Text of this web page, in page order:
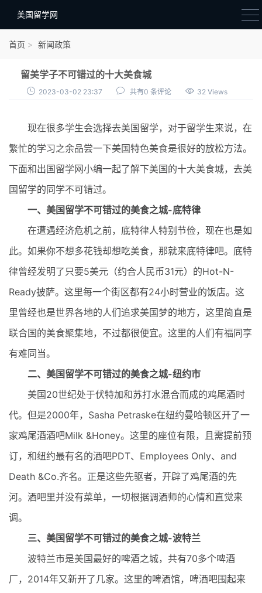
美国留学网
院校选择
材料准备
签证办理
留学生活
首页 新闻政策
留美学子不可错过的十大美食城
2023-03-02 23:37 共有0 条评论 32 Views
现在很多学生会选择去美国留学，对于留学生来说，在
繁忙的学习之余品尝一下美国特色美食是很好的放松方法。
下面和出国留学网小编一起了解下美国的十大美食城，去美
国留学的同学不可错过。
一、美国留学不可错过的美食之城-底特律
在遭遇经济危机之前，底特律人特别节俭，现在也是如
此。如果你不想多花钱却想吃美食，那就来底特律吧。底特
律曾经发明了只要5美元（约合人民币31元）的Hot-N-
Ready披萨。这里每一个街区都有24小时营业的饭店。这
里曾经也是世界各地的人们追求美国梦的地方，这里简直是
联合国的美食聚集地，不过都很便宜。这里的人们有福同享
有难同当。
二、美国留学不可错过的美食之城-纽约市
美国20世纪处于伏特加和苏打水混合而成的鸡尾酒时
代。但是2000年，Sasha Petraske在纽约曼哈顿区开了一
家鸡尾酒酒吧Milk &Honey。这里的座位有限，且需提前预
订，和纽约最有名的酒吧PDT、Employees Only、and
Death &Co.齐名。正是这些先驱者，开辟了鸡尾酒的先
河。酒吧里并没有菜单，一切根据调酒师的心情和直觉来
调。
三、美国留学不可错过的美食之城-波特兰
波特兰市是美国最好的啤酒之城，共有70多个啤酒
厂，2014年又新开了几家。这里的啤酒馆，啤酒吧围起来